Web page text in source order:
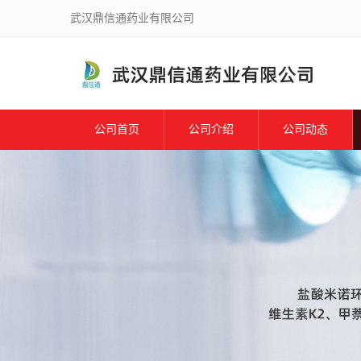
武汉鼎信通药业有限公司
公司首页 公司介绍 公司动态